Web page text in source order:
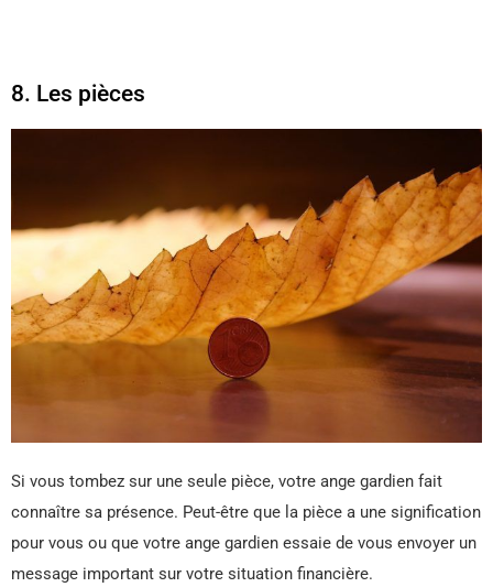
8. Les pièces
Si vous tombez sur une seule pièce, votre ange gardien fait
connaître sa présence. Peut-être que la pièce a une signification
pour vous ou que votre ange gardien essaie de vous envoyer un
message important sur votre situation financière.